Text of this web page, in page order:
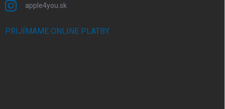
apple4you.sk
PRIJÍMAME ONLINE PLATBY